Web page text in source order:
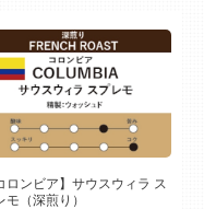
ロンビア】サウスウィラ ス
モ（深煎り）